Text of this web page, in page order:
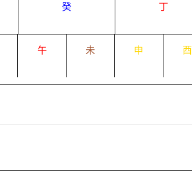
癸 丁
午 未 申 酉